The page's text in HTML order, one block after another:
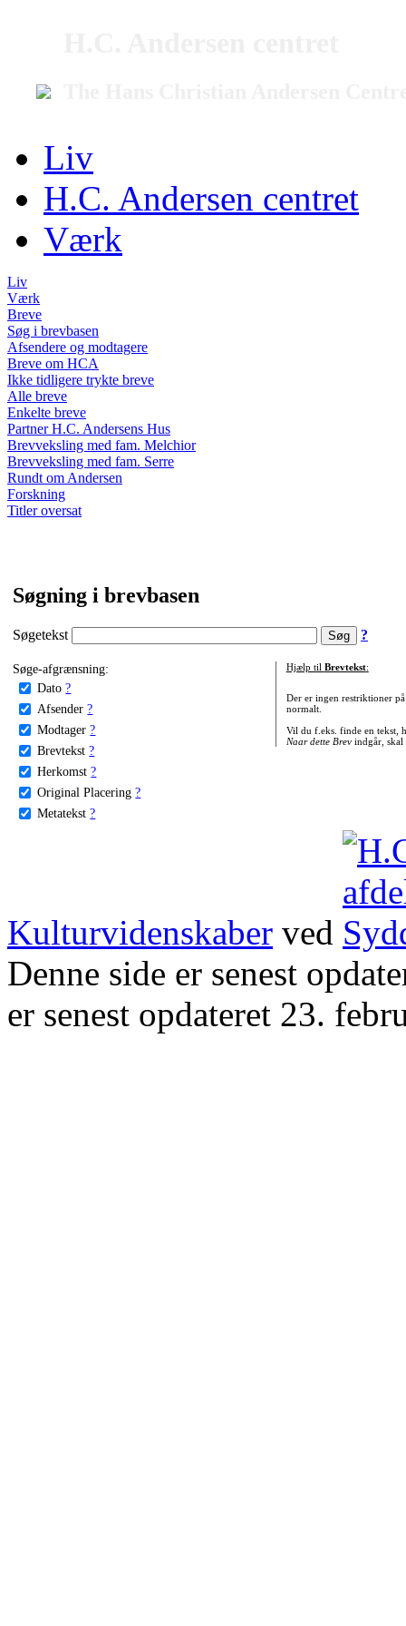
Liv
H.C. Andersen centret
Værk
Liv
Værk
Breve
Søg i brevbasen
Afsendere og modtagere
Breve om HCA
Ikke tidligere trykte breve
Alle breve
Enkelte breve
Partner H.C. Andersens Hus
Brevveksling med fam. Melchior
Brevveksling med fam. Serre
Rundt om Andersen
Forskning
Titler oversat
Søgning i brevbasen
Søgetekst ?
Søge-afgrænsning:
Dato ?
Afsender ?
Modtager ?
Brevtekst ?
Herkomst ?
Original Placering ?
Metatekst ?
Hjælp til Brevtekst:
Der er ingen restriktioner
normalt.
Vil du f.eks. finde en tekst,
Naar dette Brevindgår, skal
Kulturvidenskaber ved
Denne side er senest
er senest opdateret 23.